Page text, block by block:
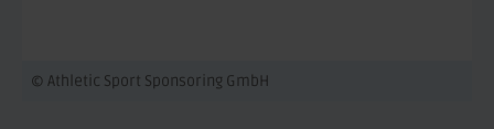
© Athletic Sport Sponsoring GmbH